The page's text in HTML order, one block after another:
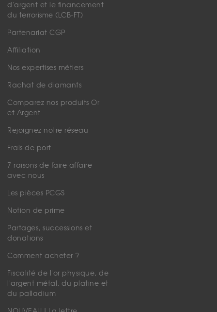
d'argent et le financement
du terrorisme (LCB-FT)
Partenariat CGP
Affiliation
Nos expertises métiers
Rachat de diamants
Comparez nos produits Or
et Argent
Rejoignez notre réseau
Frais de port
7 raisons de faire affaire
avec nous
Les pièces PCGS
Notion de prime
Partages, successions et
donations
Comment acheter ?
Fiscalité de l'or physique, de
l'argent métal, du platine et
du palladium